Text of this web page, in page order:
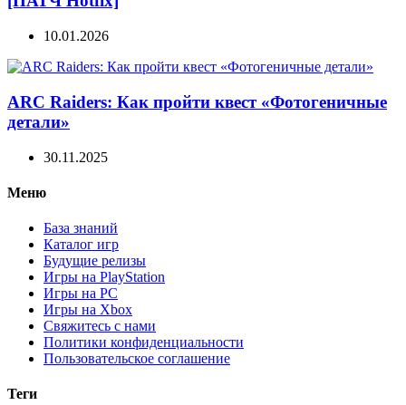
10.01.2026
ARC Raiders: Как пройти квест «Фотогеничные
детали»
30.11.2025
Меню
База знаний
Каталог игр
Будущие релизы
Игры на PlayStation
Игры на PC
Игры на Xbox
Свяжитесь с нами
Политики конфиденциальности
Пользовательское соглашение
Теги